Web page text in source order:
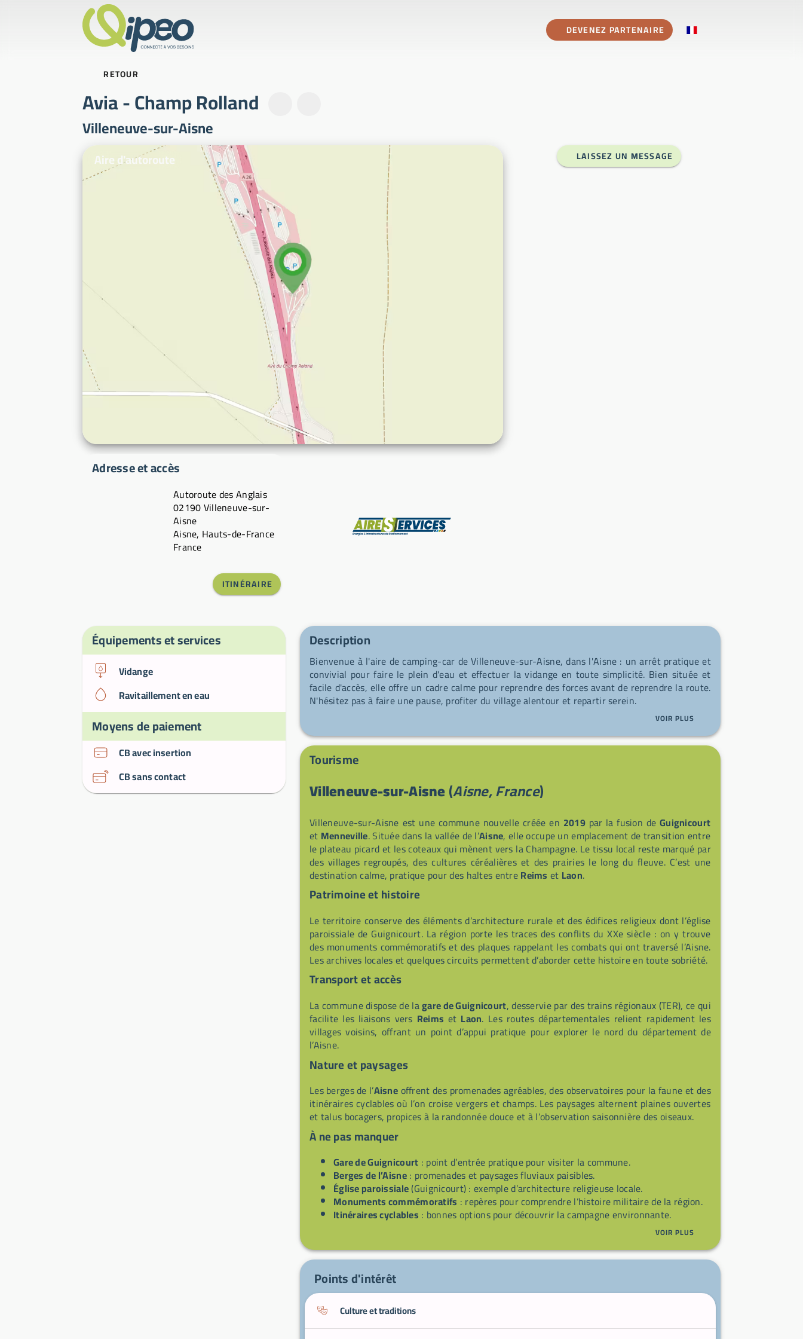
DEVENEZ PARTENAIRE
RETOUR
Avia - Champ Rolland
Villeneuve-sur-Aisne
Photos d'illustration
Aire d'autoroute
Adresse et accès
Autoroute des Anglais
02190 Villeneuve-sur-
Aisne
Aisne, Hauts-de-France
France
ITINÉRAIRE
Fabricant
LAISSEZ UN MESSAGE
Équipements et services
Vidange
Ravitaillement en eau
Moyens de paiement
CB avec insertion
CB sans contact
Description
Bienvenue à l'aire de camping-car de Villeneuve-sur-Aisne, dans l'Aisne : un arrêt pratique et
convivial pour faire le plein d'eau et effectuer la vidange en toute simplicité. Bien située et
facile d'accès, elle offre un cadre calme pour reprendre des forces avant de reprendre la route.
N'hésitez pas à faire une pause, profiter du village alentour et repartir serein.
VOIR PLUS
Tourisme
Villeneuve-sur-Aisne(Aisne, France)
Villeneuve-sur-Aisne est une commune nouvelle créée en 2019par la fusion de Guignicourt
et Menneville. Située dans la vallée de l’Aisne, elle occupe un emplacement de transition entre
le plateau picard et les coteaux qui mènent vers la Champagne. Le tissu local reste marqué par
des villages regroupés, des cultures céréalières et des prairies le long du fleuve. C’est une
destination calme, pratique pour des haltes entreReims et Laon.
Patrimoine et histoire
Le territoire conserve des éléments d’architecture rurale et des édifices religieux dont l’église
paroissiale de Guignicourt. La région porte les traces des conflits du XXe siècle : on y trouve
des monuments commémoratifs et des plaques rappelant les combats qui ont traversé l’Aisne.
Les archives locales et quelques circuits permettent d’aborder cette histoire en toute sobriété.
Transport et accès
La commune dispose de lagare de Guignicourt, desservie par des trains régionaux (TER), ce qui
facilite les liaisons vers Reims et Laon. Les routes départementales relient rapidement les
villages voisins, offrant un point d’appui pratique pour explorer le nord du département de
l’Aisne.
Nature et paysages
Les berges de l’Aisneoffrent des promenades agréables, des observatoires pour la faune et des
itinéraires cyclables où l’on croise vergers et champs. Les paysages alternent plaines ouvertes
et talus bocagers, propices à la randonnée douce et à l’observation saisonnière des oiseaux.
À ne pas manquer
Gare de Guignicourt : point d’entrée pratique pour visiter la commune.
Berges de l’Aisne: promenades et paysages fluviaux paisibles.
Église paroissiale(Guignicourt) : exemple d’architecture religieuse locale.
Monuments commémoratifs : repères pour comprendre l’histoire militaire de la région.
Itinéraires cyclables : bonnes options pour découvrir la campagne environnante.
VOIR PLUS
Points d'intérêt
Culture et traditions